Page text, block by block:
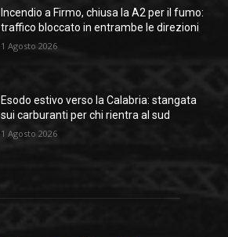
Incendio a Firmo, chiusa la A2 per il fumo:
traffico bloccato in entrambe le direzioni
1 Agosto 2026
Esodo estivo verso la Calabria: stangata
sui carburanti per chi rientra al sud
1 Agosto 2026